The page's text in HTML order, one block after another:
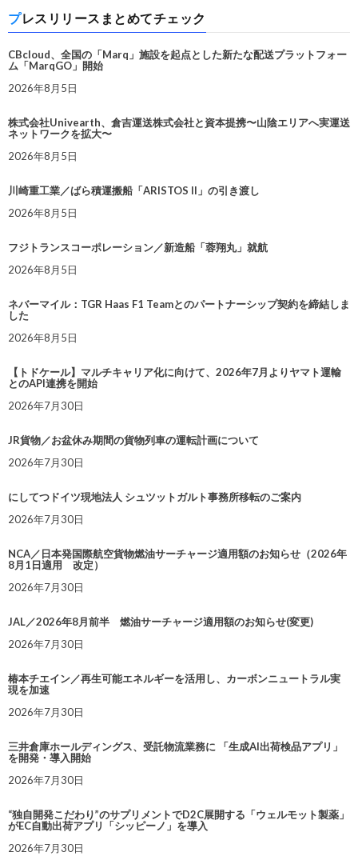
プレスリリースまとめてチェック
CBcloud、全国の「Marq」施設を起点とした新たな配送プラットフォー
ム「MarqGO」開始
2026年8月5日
株式会社Univearth、倉吉運送株式会社と資本提携〜山陰エリアへ実運送
ネットワークを拡大〜
2026年8月5日
川崎重工業／ばら積運搬船「ARISTOS II」の引き渡し
2026年8月5日
フジトランスコーポレーション／新造船「蓉翔丸」就航
2026年8月5日
ネバーマイル：TGR Haas F1 Teamとのパートナーシップ契約を締結しま
した
2026年8月5日
【トドケール】マルチキャリア化に向けて、2026年7月よりヤマト運輸
とのAPI連携を開始
2026年7月30日
JR貨物／お盆休み期間の貨物列車の運転計画について
2026年7月30日
にしてつドイツ現地法人 シュツットガルト事務所移転のご案内
2026年7月30日
NCA／日本発国際航空貨物燃油サーチャージ適用額のお知らせ（2026年
8月1日適用 改定）
2026年7月30日
JAL／2026年8月前半 燃油サーチャージ適用額のお知らせ(変更)
2026年7月30日
椿本チエイン／再生可能エネルギーを活用し、カーボンニュートラル実
現を加速
2026年7月30日
三井倉庫ホールディングス、受託物流業務に 「生成AI出荷検品アプリ」
を開発・導入開始
2026年7月30日
“独自開発こだわり”のサプリメントでD2C展開する「ウェルモット製薬」
がEC自動出荷アプリ「シッピーノ」を導入
2026年7月30日